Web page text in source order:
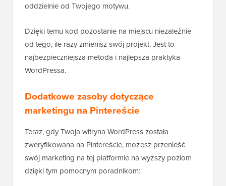
oddzielnie od Twojego motywu.
Dzięki temu kod pozostanie na miejscu niezależnie
od tego, ile razy zmienisz swój projekt. Jest to
najbezpieczniejsza metoda i najlepsza praktyka
WordPressa.
Dodatkowe zasoby dotyczące
marketingu na Pintereście
Teraz, gdy Twoja witryna WordPress została
zweryfikowana na Pintereście, możesz przenieść
swój marketing na tej platformie na wyższy poziom
dzięki tym pomocnym poradnikom: